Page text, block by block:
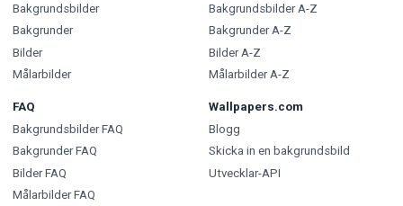
Bakgrundsbilder
Bakgrunder
Bilder
Målarbilder
Bakgrundsbilder A-Z
Bakgrunder A-Z
Bilder A-Z
Målarbilder A-Z
FAQ
Bakgrundsbilder FAQ
Bakgrunder FAQ
Bilder FAQ
Målarbilder FAQ
Wallpapers.com
Blogg
Skicka in en bakgrundsbild
Utvecklar-API